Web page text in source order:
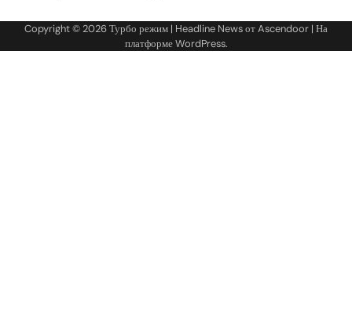
Copyright © 2026Турбо режим | Headline News отAscendoor | На
платформеWordPress.